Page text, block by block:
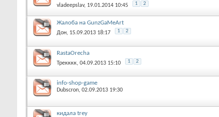
vladeepslav, 19.01.2014 10:45 1 2
Жалоба на GunzGaMeArt
Дон, 15.09.2013 18:17 1 2
RastaOrecha
Трекккк, 04.09.2013 15:10 1 2
info-shop-game
Dubscron, 02.09.2013 19:30
кидала trey